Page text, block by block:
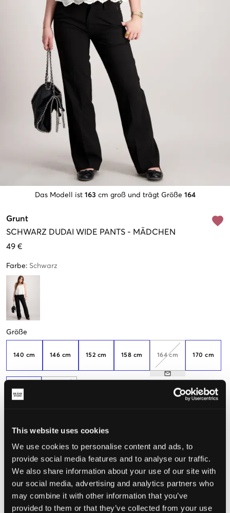
This website uses cookies
We use cookies to personalise content and ads, to
provide social media features and to analyse our traffic.
We also share information about your use of our site with
our social media, advertising and analytics partners who
may combine it with other information that you’ve
provided to them or that they’ve collected from your use
Das Modell ist 163 cm groß und trägt Größe 164
Grunt
SCHWARZ DUDAI WIDE PANTS - MÄDCHEN
49 €
Farbe: Schwarz
Größe
140 cm 146 cm 152 cm 158 cm 164 cm 170 cm
176 cm
Klein Perfekt
GRÖSSENBERATER
WÄHLEN SIE EINE GRÖSSE